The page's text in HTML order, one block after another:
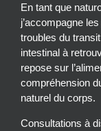
En tant que
j’accompagne
troubles du
intestinal à
repose sur
compréhension
naturel du corps.
Consultations à